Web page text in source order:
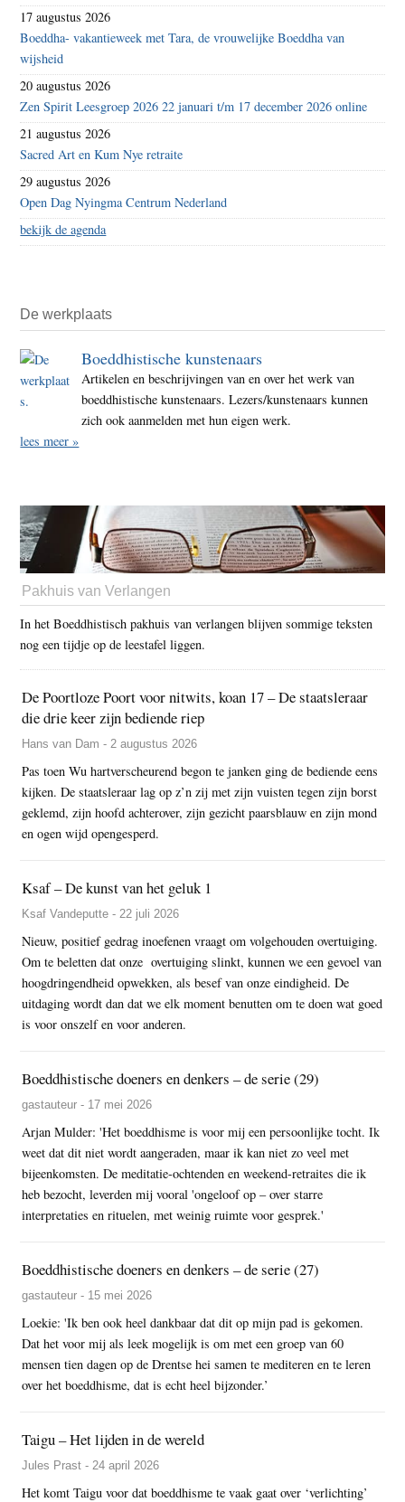
17 augustus 2026
Boeddha- vakantieweek met Tara, de vrouwelijke Boeddha van
wijsheid
20 augustus 2026
Zen Spirit Leesgroep 2026 22 januari t/m 17 december 2026 online
21 augustus 2026
Sacred Art en Kum Nye retraite
29 augustus 2026
Open Dag Nyingma Centrum Nederland
bekijk de agenda
De werkplaats
Boeddhistische kunstenaars
Artikelen en beschrijvingen van en over het werk van
boeddhistische kunstenaars. Lezers/kunstenaars kunnen
zich ook aanmelden met hun eigen werk.
lees meer »
Pakhuis van Verlangen
In het Boeddhistisch pakhuis van verlangen blijven sommige teksten
nog een tijdje op de leestafel liggen.
De Poortloze Poort voor nitwits, koan 17 – De staatsleraar
die drie keer zijn bediende riep
Hans van Dam - 2 augustus 2026
Pas toen Wu hartverscheurend begon te janken ging de bediende eens
kijken. De staatsleraar lag op z’n zij met zijn vuisten tegen zijn borst
geklemd, zijn hoofd achterover, zijn gezicht paarsblauw en zijn mond
en ogen wijd opengesperd.
Ksaf – De kunst van het geluk 1
Ksaf Vandeputte - 22 juli 2026
Nieuw, positief gedrag inoefenen vraagt om volgehouden overtuiging.
Om te beletten dat onze overtuiging slinkt, kunnen we een gevoel van
hoogdringendheid opwekken, als besef van onze eindigheid. De
uitdaging wordt dan dat we elk moment benutten om te doen wat goed
is voor onszelf en voor anderen.
Boeddhistische doeners en denkers – de serie (29)
gastauteur - 17 mei 2026
Arjan Mulder: 'Het boeddhisme is voor mij een persoonlijke tocht. Ik
weet dat dit niet wordt aangeraden, maar ik kan niet zo veel met
bijeenkomsten. De meditatie-ochtenden en weekend-retraites die ik
heb bezocht, leverden mij vooral 'ongeloof op – over starre
interpretaties en rituelen, met weinig ruimte voor gesprek.'
Boeddhistische doeners en denkers – de serie (27)
gastauteur - 15 mei 2026
Loekie: 'Ik ben ook heel dankbaar dat dit op mijn pad is gekomen.
Dat het voor mij als leek mogelijk is om met een groep van 60
mensen tien dagen op de Drentse hei samen te mediteren en te leren
over het boeddhisme, dat is echt heel bijzonder.’
Taigu – Het lijden in de wereld
Jules Prast - 24 april 2026
Het komt Taigu voor dat boeddhisme te vaak gaat over ‘verlichting’